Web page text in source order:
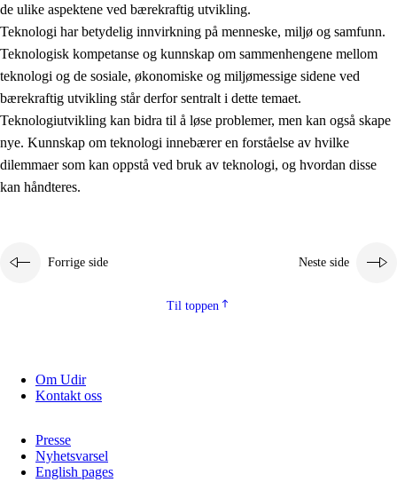
Tverrfaglige temaer
2.5 Tverrfaglige temaer
2.5.1 Folkehelse og livsmestring
2.5.2 Demokrati og medborgerskap
2.5.3 Bærekraftig utvikling
de ulike aspektene ved bærekraftig utvikling.
Teknologi har betydelig innvirkning på menneske, miljø og samfunn.
Teknologisk kompetanse og kunnskap om sammenhengene mellom
teknologi og de sosiale, økonomiske og miljømessige sidene ved
bærekraftig utvikling står derfor sentralt i dette temaet.
Teknologiutvikling kan bidra til å løse problemer, men kan også skape
nye. Kunnskap om teknologi innebærer en forståelse av hvilke
dilemmaer som kan oppstå ved bruk av teknologi, og hvordan disse
kan håndteres.
Forrige side Neste side
Til toppen
Om Udir
Kontakt oss
Presse
Nyhetsvarsel
English pages